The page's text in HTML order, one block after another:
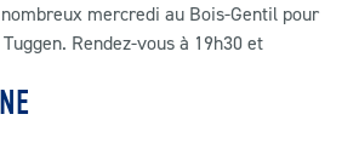
mercredi au Bois-Gentil pour
Rendez-vous à 19h30 et